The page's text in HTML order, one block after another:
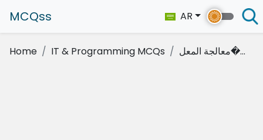
MCQss AR
Home IT & Programming MCQs معالجة المعل�...